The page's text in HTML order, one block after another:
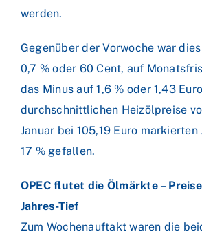
werden.
Gegenüber der Vorwoche war
0,7 % oder 60 Cent, auf
das Minus auf 1,6 % oder 1,43
durchschnittlichen Heizölpreise
Januar bei 105,19 Euro markierten
17 % gefallen.
OPEC flutet die Ölmärkte –
Jahres-Tief
Zum Wochenauftakt waren die